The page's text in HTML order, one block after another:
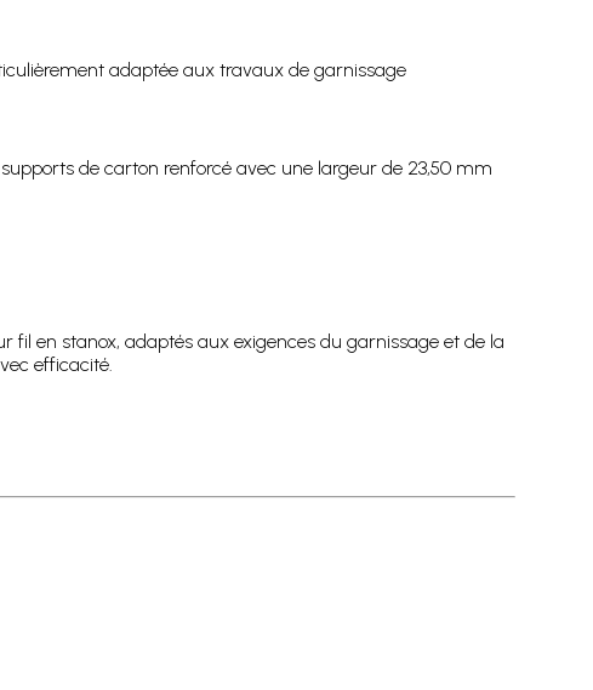
adaptée aux travaux de garnissage
de carton renforcé avec une largeur de 23,50 mm
fil en stanox, adaptés aux exigences du garnissage et de la
efficacité.